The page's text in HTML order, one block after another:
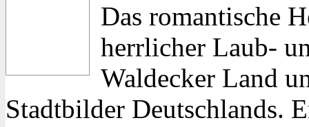
Das romantische
herrlicher Laub-
Waldecker Land
Stadtbilder Deutschlands.